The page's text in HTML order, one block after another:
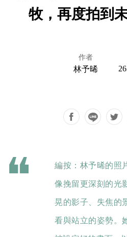
牧，再度拍到
作者
林予晞
編按：林予晞的照
像挽留更深刻的光
晃的影子、失焦的
看與站立的姿勢。